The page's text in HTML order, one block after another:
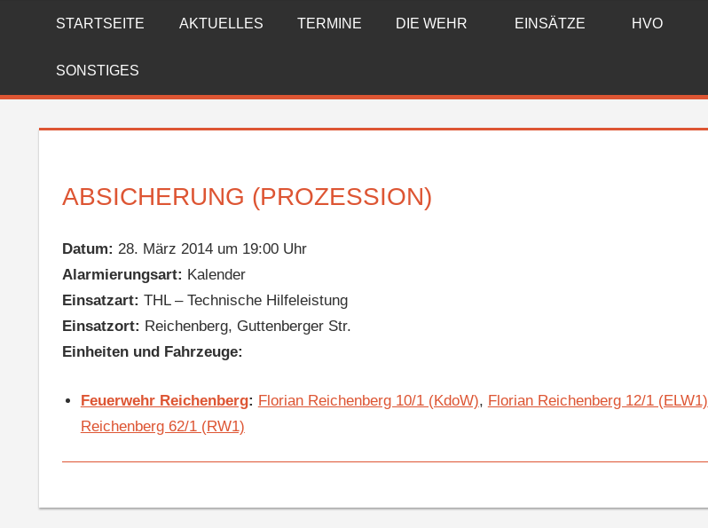
FREIWILLIGE
FEUERWEHR
REICHENBERG
STARTSEITE AKTUELLES TERMINE DIE WEHR EINSÄTZE HVO
SONSTIGES
ABSICHERUNG (PROZESSION)
Datum: 28. März 2014 um 19:00 Uhr
Alarmierungsart: Kalender
Einsatzart: THL – Technische Hilfeleistung
Einsatzort: Reichenberg, Guttenberger Str.
Einheiten und Fahrzeuge:
Feuerwehr Reichenberg: Florian Reichenberg 10/1 (KdoW), Florian Reichenberg 12/1 (ELW1)
Reichenberg 62/1 (RW1)